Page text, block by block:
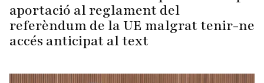
aportació al reglament del
referèndum de la UE malgrat tenir-ne
accés anticipat al text